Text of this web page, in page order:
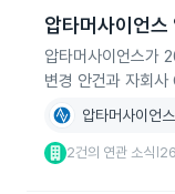
압타머사이언스
압타머사이언스가
변경 안건과 자회
압타머사이언스
2건의 연관 소식